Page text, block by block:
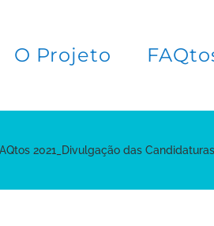
O Projeto
2021_Divulgação das